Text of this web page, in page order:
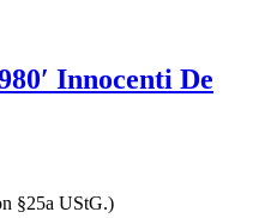
Innocenti De
§25a UStG.)